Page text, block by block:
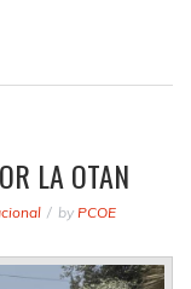
LA OTAN
by PCOE